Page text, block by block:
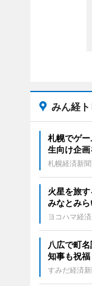
みん経
札幌でゲ
生向け企
札幌経済新聞
火星を旅
みなとみ
ヨコハマ経
八広で町
知事も祝福
すみだ経済